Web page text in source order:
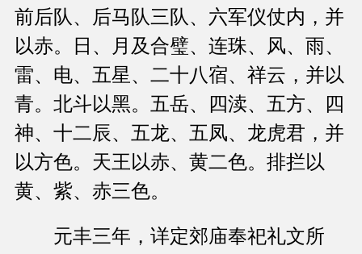
前后队、后马队三队、六军仪仗内，并
以赤。日、月及合璧、连珠、风、雨、
雷、电、五星、二十八宿、祥云，并以
青。北斗以黑。五岳、四渎、五方、四
神、十二辰、五龙、五凤、龙虎君，并
以方色。天王以赤、黄二色。排拦以
黄、紫、赤三色。
元丰三年，详定郊庙奉祀礼文所